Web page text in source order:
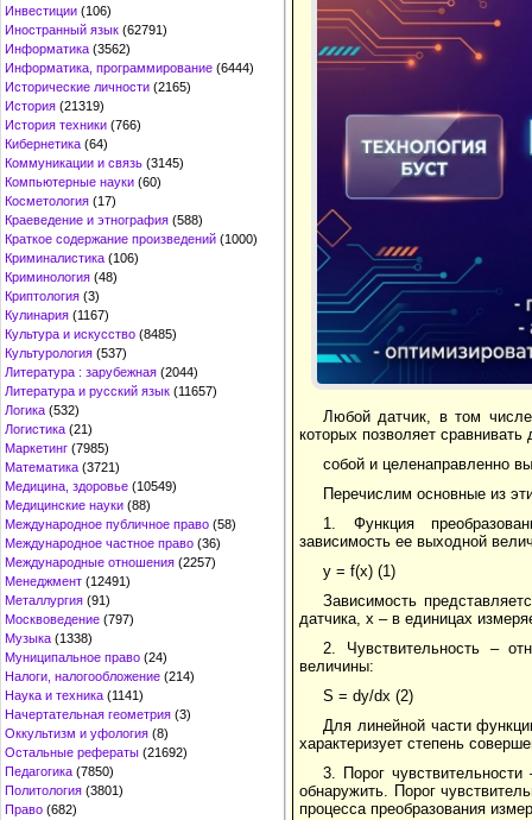
Инвестиции (106)
Иностранный язык (62791)
Информатика (3562)
Информатика, программирование (6444)
Исторические личности (2165)
История (21319)
История техники (766)
Кибернетика (64)
Коммуникации и связь (3145)
Компьютерные науки (60)
Косметология (17)
Краеведение и этнография (588)
Краткое содержание произведений (1000)
Криминалистика (106)
Криминология (48)
Криптология (3)
Кулинария (1167)
Культура и искусство (8485)
Культурология (537)
Литература : зарубежная (2044)
Литература и русский язык (11657)
Логика (532)
Логистика (21)
Маркетинг (7985)
Математика (3721)
Медицина, здоровье (10549)
Медицинские науки (88)
Международное публичное право (58)
Международное частное право (36)
Международные отношения (2257)
Менеджмент (12491)
Металлургия (91)
Москвоведение (797)
Музыка (1338)
Муниципальное право (24)
Налоги, налогообложение (214)
Наука и техника (1141)
Начертательная геометрия (3)
Оккультизм и уфология (8)
Остальные рефераты (21692)
Педагогика (7850)
Политология (3801)
Право (682)
Любой датчик, в том
которых позволяет
собой и целенаправленно
Перечислим основные из
1. Функция
зависимость ее выходной
y = f(x) (1)
Зависимость
датчика, x – в единицах
2. Чувствительность –
величины:
S = dy/dx (2)
Для линейной части
характеризует степень
3. Порог
обнаружить. Порог
процесса преобразования